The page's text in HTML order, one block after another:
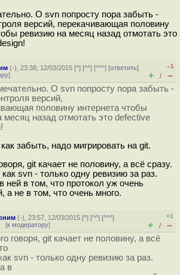
О svn попросту пора забыть -
версий, перекачивающая половину
ревизию на месяц назад отмотать это
(-), 23:38, 12/03/2015 [^] [^^] [^^^] [ответить]
]
–1
+ / –
О svn попросту пора забыть -
версий,
половину интернета чтобы
месяц назад отмотать это defective
забыть, надо мигрировать на git.
git качает не половину, а всё сразу.
svn - только одну ревизию за раз.
ней в том, что протокол уж очень
а не в том, что очень много.
(-), 23:57, 12/03/2015 [^] [^^] [^^^]
[к модератору]
+1
+ / –
говоря, git качает не половину, а всё
svn - только одну ревизию за раз.
в